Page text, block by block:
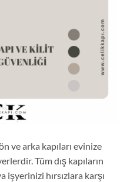
ve arka kapıları evinize
Tüm dış kapıların
hırsızlara karşı